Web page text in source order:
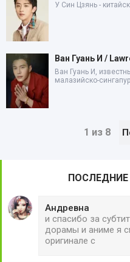
У Син Цзянь -
Ван Гуань И /
Ван Гуань И,
малазийско-
1 из 8
Андревна
и спасибо за
дорамы и аниме я
оригинале с